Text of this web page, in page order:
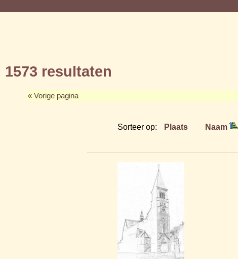
1573 resultaten
« Vorige pagina
Sorteer op: Plaats Naam